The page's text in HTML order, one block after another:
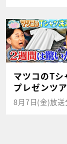
マツコのTシ
プレゼンツ
8月7日(金)放送